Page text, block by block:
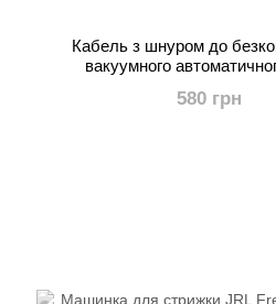
Кабель з шнуром до
вакуумного
580 грн